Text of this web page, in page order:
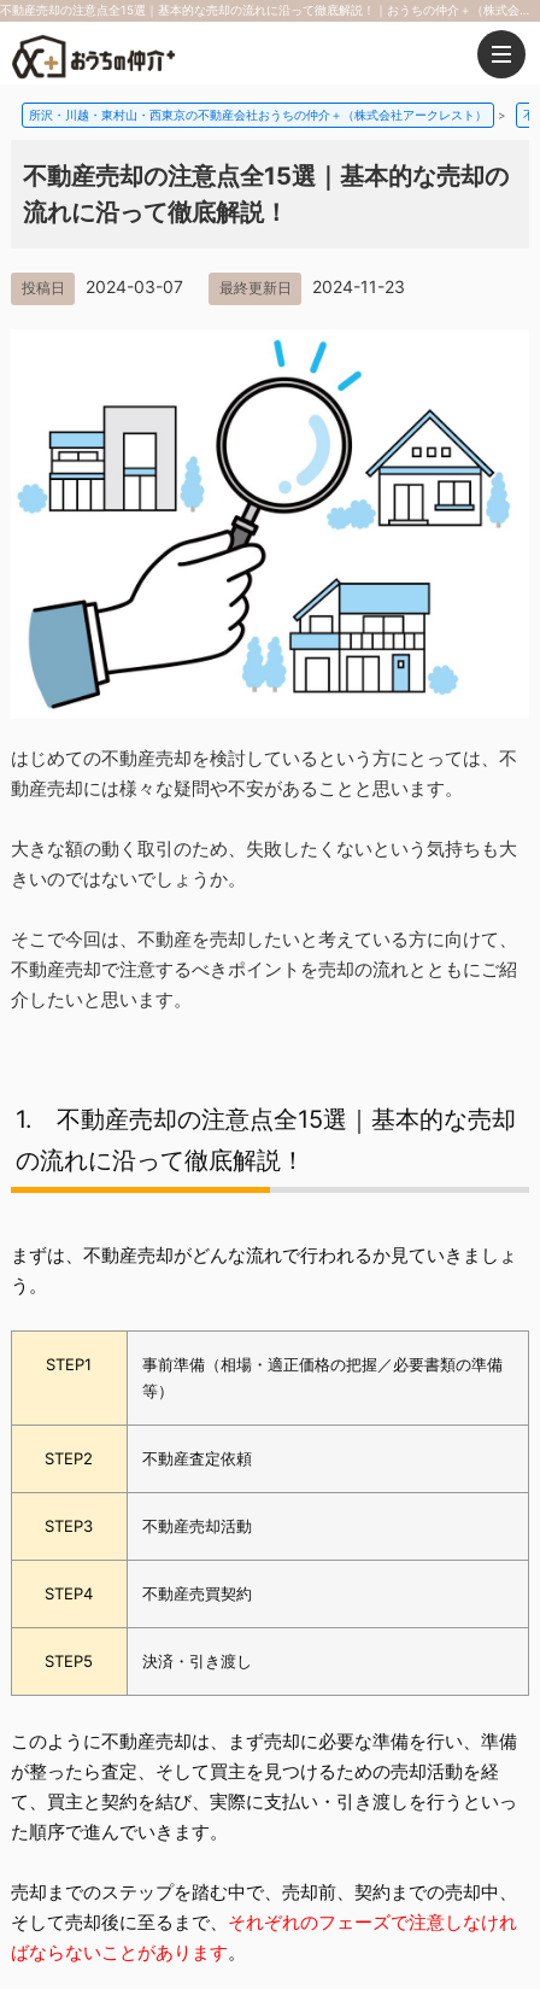
所沢・川越・東村山・西東京の不動産会社おうちの仲介＋（株式会社アークレスト） > 不
不動産売却の注意点全15選｜基本的な売却の
流れに沿って徹底解説！
2024-03-07 2024-11-23
はじめての不動産売却を検討しているという方にとっては、不
動産売却には様々な疑問や不安があることと思います。
大きな額の動く取引のため、失敗したくないという気持ちも大
きいのではないでしょうか。
そこで今回は、不動産を売却したいと考えている方に向けて、
不動産売却で注意するべきポイントを売却の流れとともにご紹
介したいと思います。
1. 不動産売却の注意点全15選｜基本的な売却
の流れに沿って徹底解説！
まずは、不動産売却がどんな流れで行われるか見ていきましょ
う。
STEP1
事前準備（相場・適正価格の把握／必要書類の準備
等）
STEP2 不動産査定依頼
STEP3 不動産売却活動
STEP4 不動産売買契約
STEP5 決済・引き渡し
このように不動産売却は、まず売却に必要な準備を行い、準備
が整ったら査定、そして買主を見つけるための売却活動を経
て、買主と契約を結び、実際に支払い・引き渡しを行うといっ
た順序で進んでいきます。
売却までのステップを踏む中で、売却前、契約までの売却中、
そして売却後に至るまで、 それぞれのフェーズで注意しなけれ
ばならないことがあります。